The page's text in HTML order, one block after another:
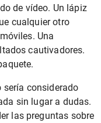
de vídeo. Un lápiz
cualquier otro
Una
cautivadores.
sería considerado
sin lugar a dudas.
las preguntas sobre